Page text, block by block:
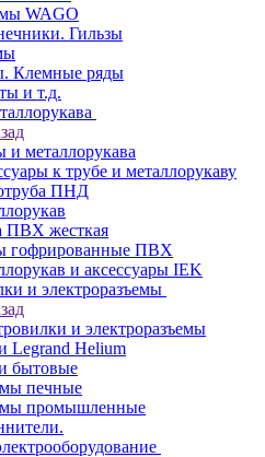
WAGO
Гильзы
Клемные ряды
и т.д.
и металлорукава
к трубе и металлорукаву
ПНД
ПВХ жесткая
гофрированные ПВХ
и аксессуары IEK
и электроразъемы
и электроразъемы
Legrand Helium
бытовые
печные
промышленные